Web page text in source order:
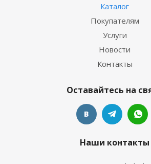
Каталог
Покупателям
Услуги
Новости
Контакты
Оставайтесь на
Наши контакты